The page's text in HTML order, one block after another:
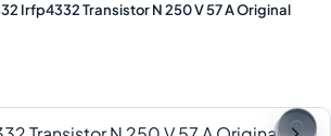
Irfp4332 Transistor N 250 V 57 A Original